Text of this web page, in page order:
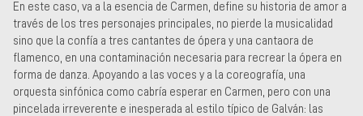
En este caso, va a la esencia de Carmen, define su historia de amor a
través de los tres personajes principales, no pierde la musicalidad
sino que la confía a tres cantantes de ópera y una cantaora de
flamenco, en una contaminación necesaria para recrear la ópera en
forma de danza. Apoyando a las voces y a la coreografía, una
orquesta sinfónica como cabría esperar en Carmen, pero con una
pincelada irreverente e inesperada al estilo típico de Galván: las